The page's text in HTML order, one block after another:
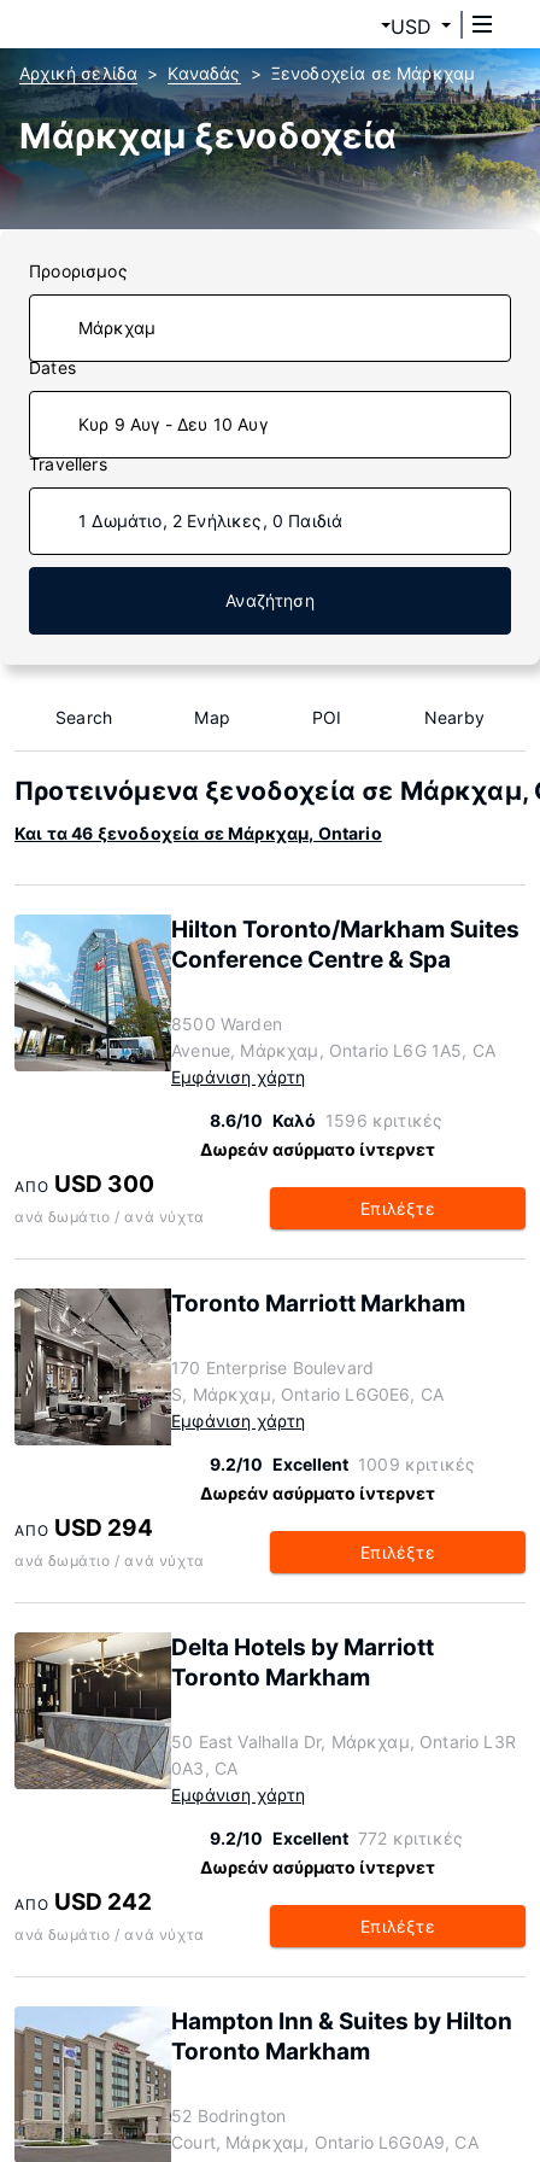
USD
Αρχική σελίδα Καναδάς Ξενοδοχεία σε Μάρκχαμ
Μάρκχαμ ξενοδοχεία
Προορισμος
Dates
Κυρ 9 Αυγ - Δευ 10 Αυγ
Travellers
1 Δωμάτιο, 2 Ενήλικες, 0 Παιδιά
Αναζήτηση
Search Map POI Nearby
Προτεινόμενα ξενοδοχεία σε Μάρκχαμ,
Και τα 46 ξενοδοχεία σε Μάρκχαμ, Ontario
Hilton Toronto/Markham Suites
Conference Centre & Spa
8500 Warden
Avenue, Μάρκχαμ, Ontario L6G 1A5, CA
Εμφάνιση χάρτη
8.6/10 Καλό 1596 κριτικές
Δωρεάν ασύρματο ίντερνετ
ΑΠΌ USD 300
ανά δωμάτιο / ανά νύχτα Επιλέξτε
Toronto Marriott Markham
170 Enterprise Boulevard
S, Μάρκχαμ, Ontario L6G0E6, CA
Εμφάνιση χάρτη
9.2/10 Excellent 1009 κριτικές
Δωρεάν ασύρματο ίντερνετ
ΑΠΌ USD 294
ανά δωμάτιο / ανά νύχτα Επιλέξτε
Delta Hotels by Marriott
Toronto Markham
50 East Valhalla Dr, Μάρκχαμ, Ontario L3R
0A3, CA
Εμφάνιση χάρτη
9.2/10 Excellent 772 κριτικές
Δωρεάν ασύρματο ίντερνετ
ΑΠΌ USD 242
ανά δωμάτιο / ανά νύχτα Επιλέξτε
Hampton Inn & Suites by Hilton
Toronto Markham
52 Bodrington
Court, Μάρκχαμ, Ontario L6G0A9, CA